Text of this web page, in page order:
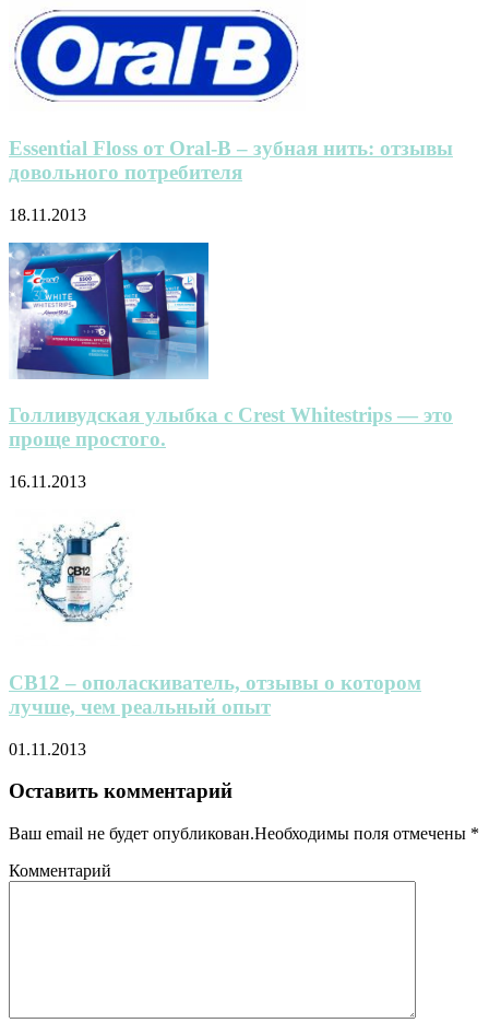
Essential Floss от Oral-B – зубная нить: отзывы
довольного потребителя
18.11.2013
Голливудская улыбка с Crest Whitestrips — это
проще простого.
16.11.2013
CB12 – ополаскиватель, отзывы о котором
лучше, чем реальный опыт
01.11.2013
Оставить комментарий
Ваш email не будет опубликован.Необходимы поля отмечены *
Комментарий